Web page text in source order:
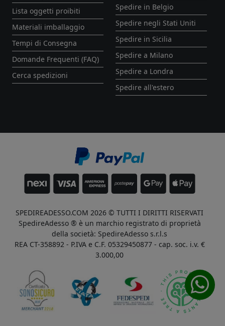
Lista oggetti proibiti
Materiali imballaggio
Tempi di Consegna
Domande Frequenti (FAQ)
Cerca spedizioni
Spedire in Belgio
Spedire negli Stati Uniti
Spedire in Sicilia
Spedire a Milano
Spedire a Londra
Spedire all'estero
SPEDIREADESSO.COM 2026 © TUTTI I DIRITTI RISERVATI
SpedireAdesso ® è un marchio registrato di proprietà
della società: SpedireAdesso s.r.l.s
REA CT-358892 - P.IVA e C.F. 05329450877 - cap. soc. i.v. €
3.000,00